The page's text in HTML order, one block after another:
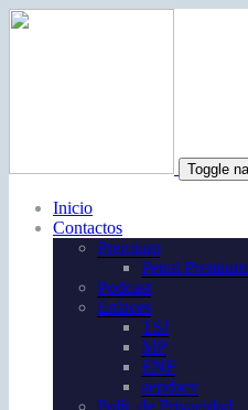
Toggle
Inicio
Contactos
Premium
Penal
Podcast
Enlaces
TSJ
MP
ENF
aepdaev
Polít. de Privacidad